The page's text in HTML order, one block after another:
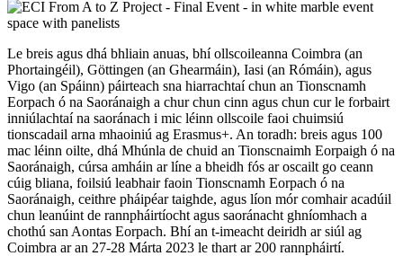
Le breis agus dhá bhliain anuas, bhí ollscoileanna Coimbra (an
Phortaingéil), Göttingen (an Ghearmáin), Iasi (an Rómáin), agus
Vigo (an Spáinn) páirteach sna hiarrachtaí chun an Tionscnamh
Eorpach ó na Saoránaigh a chur chun cinn agus chun cur le forbairt
inniúlachtaí na saoránach i mic léinn ollscoile faoi chuimsiú
tionscadail arna mhaoiniú ag Erasmus+. An toradh: breis agus 100
mac léinn oilte, dhá Mhúnla de chuid an Tionscnaimh Eorpaigh ó na
Saoránaigh, cúrsa amháin ar líne a bheidh fós ar oscailt go ceann
cúig bliana, foilsiú leabhair faoin Tionscnamh Eorpach ó na
Saoránaigh, ceithre pháipéar taighde, agus líon mór comhair acadúil
chun leanúint de rannpháirtíocht agus saoránacht ghníomhach a
chothú san Aontas Eorpach. Bhí an t-imeacht deiridh ar siúl ag
Coimbra ar an 27-28 Márta 2023 le thart ar 200 rannpháirtí.